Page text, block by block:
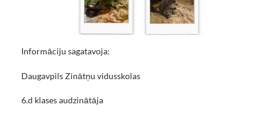
Informāciju sagatavoja:
Daugavpils Zinātņu vidusskolas
6.d klases audzinātāja